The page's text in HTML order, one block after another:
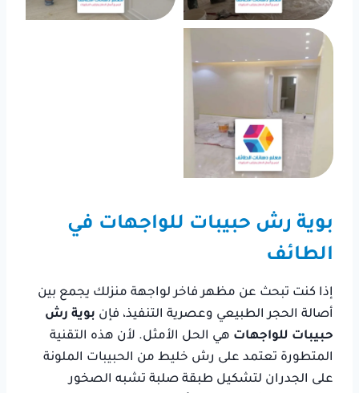
بوية رش حبيبات للواجهات في
الطائف
إذا كنت تبحث عن مظهر فاخر لواجهة منزلك يجمع بين
أصالة الحجر الطبيعي وعصرية التنفيذ، فإن بوية رش
حبيبات للواجهات هي الحل الأمثل. لأن هذه التقنية
المتطورة تعتمد على رش خليط من الحبيبات الملونة
على الجدران لتشكيل طبقة صلبة تشبه الصخور